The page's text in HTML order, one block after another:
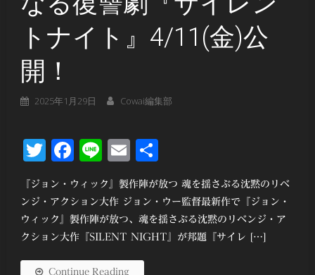
トナイト』4/11(金)公
開！
2025年1月29日 Cowai編集部
Twitter
Facebook
LineEmail
『ジョン・ウィック』製作陣が放つ 魂を揺さぶる沈黙のリベ
ンジ・アクション大作 ジョン・ウー監督最新作で『ジョン・
ウィック』製作陣が放つ、魂を揺さぶる沈黙のリベンジ・ア
クション大作『SILENT NIGHT』が邦題『サイレ […]
Continue Reading